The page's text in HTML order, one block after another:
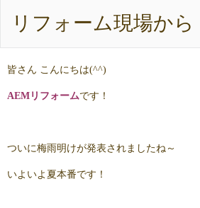
リフォーム現場から
皆さん こんにちは(^^)
AEMリフォームです！
ついに梅雨明けが発表されましたね～
いよいよ夏本番です！